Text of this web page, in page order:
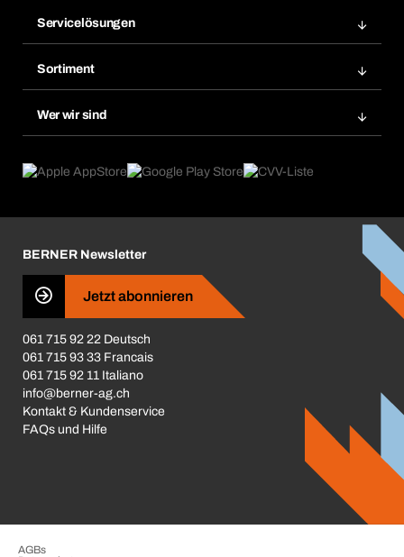
Merklisten
Nachbestellung
Dauerauftrag
Servicelösungen
Gefahrenstoffdatenbank
eProcurement
Produktfinder
Sortiment
Wer wir sind
Was uns antreibt
Business Conduct
BERNER Newsletter
Jetzt abonnieren
061 715 92 22 Deutsch
061 715 93 33 Francais
061 715 92 11 Italiano
info@berner-ag.ch
Kontakt & Kundenservice
FAQs und Hilfe
AGBs